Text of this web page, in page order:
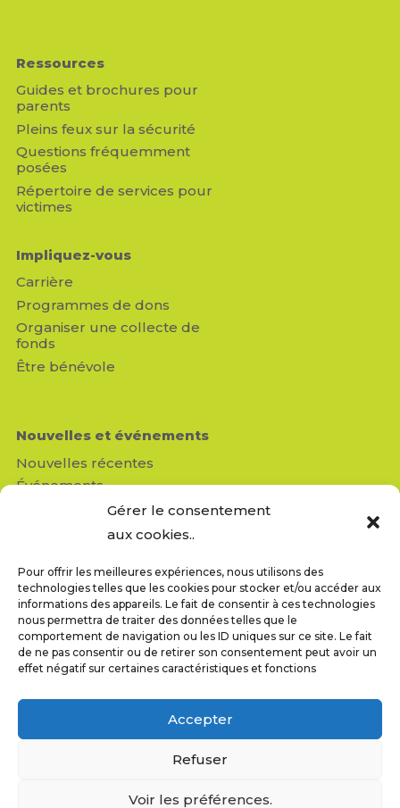
Gérer le consentement
aux cookies..
Pour offrir les meilleures expériences, nous utilisons des
technologies telles que les cookies pour stocker et/ou accéder aux
informations des appareils. Le fait de consentir à ces technologies
nous permettra de traiter des données telles que le
comportement de navigation ou les ID uniques sur ce site. Le fait
de ne pas consentir ou de retirer son consentement peut avoir un
effet négatif sur certaines caractéristiques et fonctions
Accepter
Refuser
Voir les préférences.
Ressources
Guides et brochures pour
parents
Pleins feux sur la sécurité
Questions fréquemment
posées
Répertoire de services pour
victimes
Impliquez-vous
Carrière
Programmes de dons
Organiser une collecte de
fonds
Être bénévole
Nouvelles et événements
Nouvelles récentes
Événements
Revue de presse
Contactez-nous
Réseau Enfants-Retour
950, av. Beaumont, bureau 103
Montréal (QC) H3N 1V5
info@reseauenfantsretour.ong
F : 514-843-8211